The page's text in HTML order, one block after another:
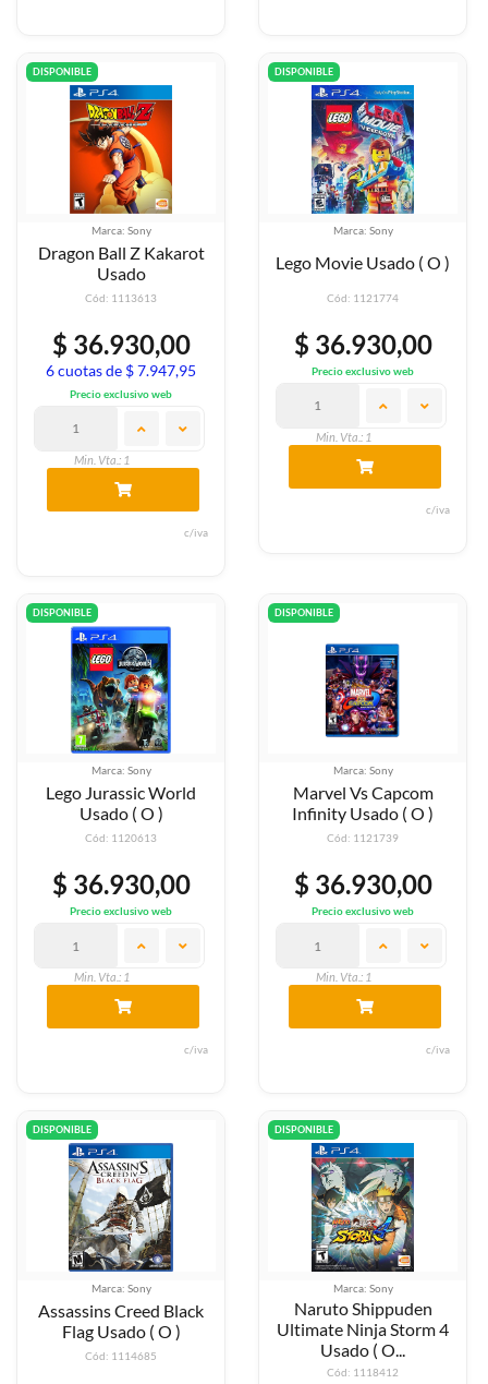
DISPONIBLE
Marca: Sony
Dragon Ball Z Kakarot
Usado
Cód: 1113613
$ 36.930,00
6 cuotas de $ 7.947,95
Precio exclusivo web
Min. Vta.: 1
c/iva
DISPONIBLE
Marca: Sony
Lego Movie Usado ( O )
Cód: 1121774
$ 36.930,00
Precio exclusivo web
Min. Vta.: 1
c/iva
DISPONIBLE
Marca: Sony
Lego Jurassic World
Usado ( O )
Cód: 1120613
$ 36.930,00
Precio exclusivo web
Min. Vta.: 1
c/iva
DISPONIBLE
Marca: Sony
Marvel Vs Capcom
Infinity Usado ( O )
Cód: 1121739
$ 36.930,00
Precio exclusivo web
Min. Vta.: 1
c/iva
DISPONIBLE
Marca: Sony
Assassins Creed Black
Flag Usado ( O )
Cód: 1114685
DISPONIBLE
Marca: Sony
Naruto Shippuden
Ultimate Ninja Storm 4
Usado ( O...
Cód: 1118412